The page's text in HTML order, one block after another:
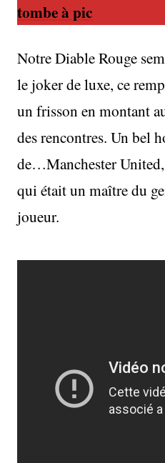
tombe à pic
Notre Diable Rouge
le joker de luxe, ce
un frisson en montant
des rencontres. Un bel
de…Manchester
qui était un maître du
joueur.